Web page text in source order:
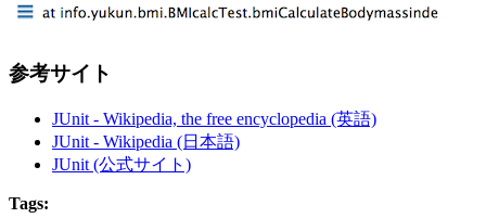
参考サイト
JUnit - Wikipedia, the free encyclopedia (英語)
JUnit - Wikipedia (日本語)
JUnit (公式サイト)
Tags: